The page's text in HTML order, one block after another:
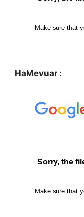
HaMevuar :